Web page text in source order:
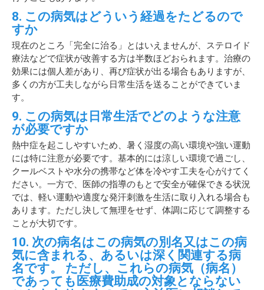
8. この病気はどういう経過をたどるので
すか
現在のところ「完全に治る」とはいえませんが、ステロイド
療法などで症状が改善する方は半数ほどおられます。治療の
効果には個人差があり、再び症状が出る場合もありますが、
多くの方が工夫しながら日常生活を送ることができていま
す。
9. この病気は日常生活でどのような注意
が必要ですか
熱中症を起こしやすいため、暑く湿度の高い環境や強い運動
には特に注意が必要です。基本的には涼しい環境で過ごし、
クールベストや水分の携帯など体を冷やす工夫を心がけてく
ださい。一方で、医師の指導のもとで安全が確保できる状況
では、軽い運動や適度な発汗刺激を生活に取り入れる場合も
あります。ただし決して無理をせず、体調に応じて調整する
ことが大切です。
10. 次の病名はこの病気の別名又はこの病
気に含まれる、あるいは深く関連する病
名です。 ただし、これらの病気（病名）
であっても医療費助成の対象とならない